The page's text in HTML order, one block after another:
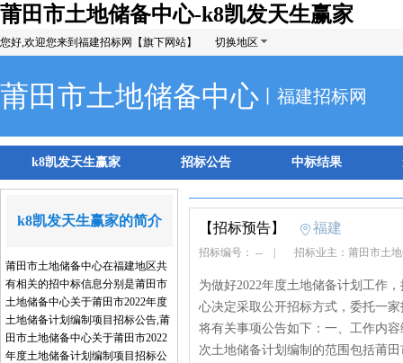
莆田市土地储备中心-k8凯发天生赢家
您好,欢迎您来到福建招标网【旗下网站】 切换地区
莆田市土地储备中心 丨福建招标网
k8凯发天生赢家 招标公告 中标结果
k8凯发天生赢家的简介
莆田市土地储备中心在福建地区共
有相关的招中标信息分别是莆田市
土地储备中心关于莆田市2022年度
土地储备计划编制项目招标公告,莆
田市土地储备中心关于莆田市2022
年度土地储备计划编制项目招标公
【招标预告】 福建
招标编号： -- 招标业主：莆田市土
为做好2022年度土地储备计划工作
心决定采取公开招标方式，委托一
将有关事项公告如下：一、工作内
次土地储备计划编制的范围包括莆